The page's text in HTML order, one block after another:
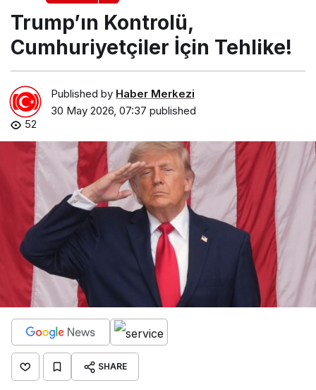
Trump’ın Kontrolü,
Cumhuriyetçiler İçin Tehlike!
Published by Haber Merkezi
30 May 2026, 07:37 published
52
SHARE